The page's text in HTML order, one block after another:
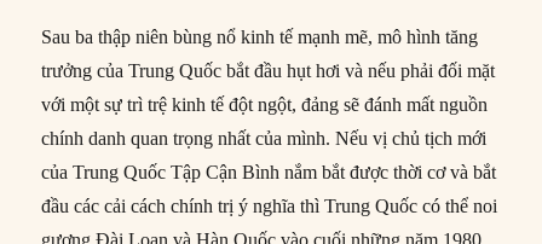
Sau ba thập niên bùng nổ kinh tế mạnh mẽ, mô hình tăng
trưởng của Trung Quốc bắt đầu hụt hơi và nếu phải đối mặt
với một sự trì trệ kinh tế đột ngột, đảng sẽ đánh mất nguồn
chính danh quan trọng nhất của mình. Nếu vị chủ tịch mới
của Trung Quốc Tập Cận Bình nắm bắt được thời cơ và bắt
đầu các cải cách chính trị ý nghĩa thì Trung Quốc có thể noi